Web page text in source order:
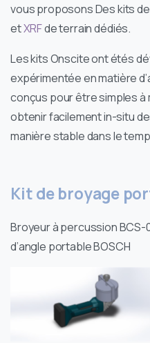
vous proposons Des kits
etXRFde terrain dédiés.
Les kits Onscite ont étés
expérimentée en matière
conçus pour être simples à
obtenir facilement in-situ
manière stable dans le
Kit de broyage
Broyeur à percussion
d’angle portable BOSCH